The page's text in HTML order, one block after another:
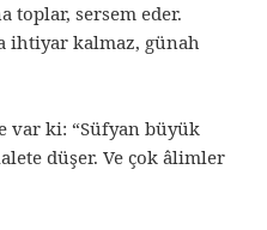
toplar, sersem eder.
ihtiyar kalmaz, günah
var ki: “Süfyan büyük
düşer. Ve çok âlimler